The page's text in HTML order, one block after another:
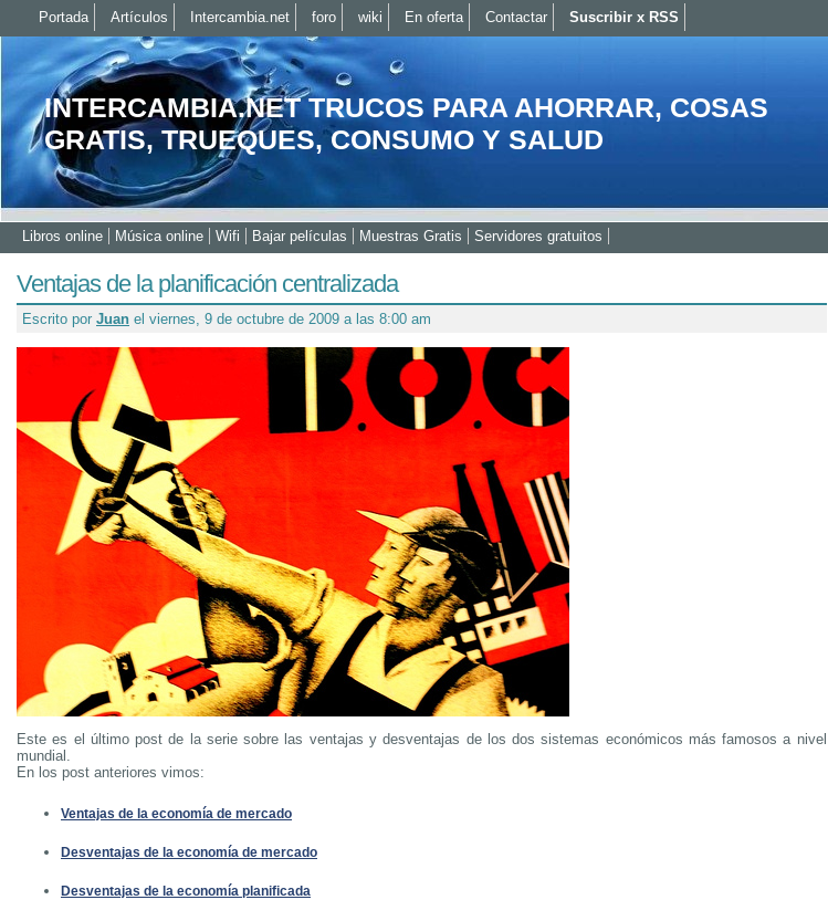
INTERCAMBIA.NET TRUCOS PARA AHORRAR, COSAS
GRATIS, TRUEQUES, CONSUMO Y SALUD
Libros online Música online Wifi Bajar películas Muestras Gratis Servidores gratuitos
Ventajas de la planificación centralizada
Escrito por Juan el viernes, 9 de octubre de 2009 a las 8:00 am
Este es el último post de la serie sobre las ventajas y desventajas de los dos sistemas económicos más famosos a nivel
mundial.
En los post anteriores vimos:
Ventajas de la economía de mercado
Desventajas de la economía de mercado
Desventajas de la economía planificada
Portada Artículos Intercambia.net foro wiki En oferta Contactar Suscribir x RSS